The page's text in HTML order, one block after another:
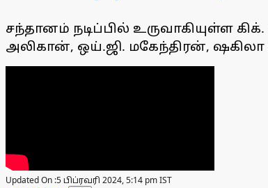
சந்தானம் நடிப்பில் உருவாகியுள்ள
அலிகான், ஒய்.ஜி. மகேந்திரன்,
Updated On :5 பிப்ரவரி 2024, 5:14 pm IST